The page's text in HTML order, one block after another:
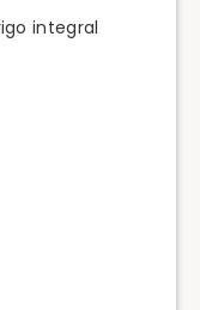
integral